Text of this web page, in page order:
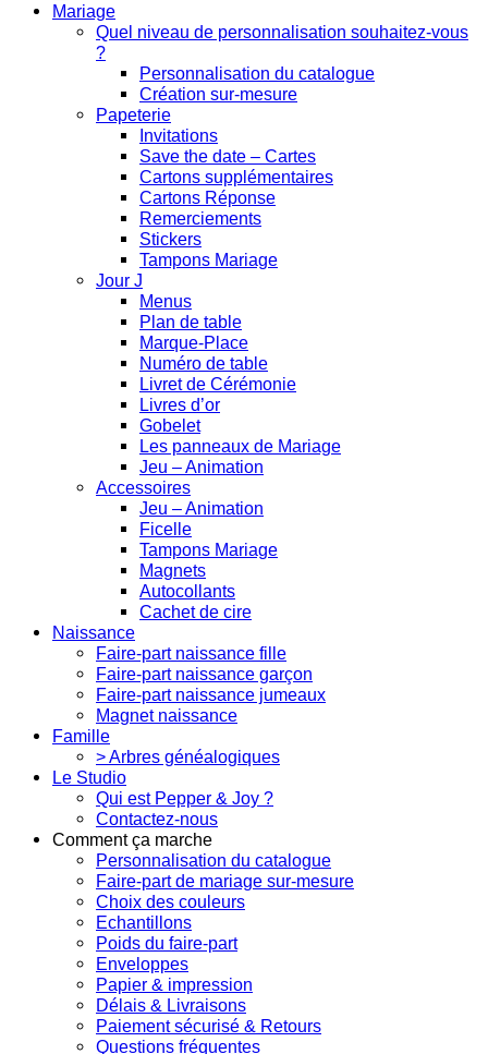
Mariage
Quel niveau de personnalisation souhaitez-vous
?
Personnalisation du catalogue
Création sur-mesure
Papeterie
Invitations
Save the date – Cartes
Cartons supplémentaires
Cartons Réponse
Remerciements
Stickers
Tampons Mariage
Jour J
Menus
Plan de table
Marque-Place
Numéro de table
Livret de Cérémonie
Livres d’or
Gobelet
Les panneaux de Mariage
Jeu – Animation
Accessoires
Jeu – Animation
Ficelle
Tampons Mariage
Magnets
Autocollants
Cachet de cire
Naissance
Faire-part naissance fille
Faire-part naissance garçon
Faire-part naissance jumeaux
Magnet naissance
Famille
> Arbres généalogiques
Le Studio
Qui est Pepper & Joy ?
Contactez-nous
Comment ça marche
Personnalisation du catalogue
Faire-part de mariage sur-mesure
Choix des couleurs
Echantillons
Poids du faire-part
Enveloppes
Papier & impression
Délais & Livraisons
Paiement sécurisé & Retours
Questions fréquentes